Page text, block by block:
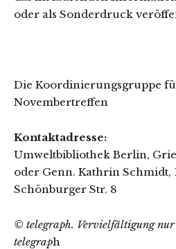
oder als Sonderdruck
Die Koordinierungsgruppe
Novembertreffen
Kontaktadresse:
Umweltbibliothek Berlin,
oder Genn. Kathrin Schmidt,
Schönburger Str. 8
© telegraph. Vervielfältigung nur
telegraph